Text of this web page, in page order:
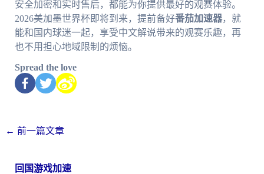
安全加密和实时售后，都能为你提供最好的观赛体验。
2026美加墨世界杯即将到来，提前备好番茄加速器，就
能和国内球迷一起，享受中文解说带来的观赛乐趣，再
也不用担心地域限制的烦恼。
Spread the love
← 前一篇文章
回国游戏加速